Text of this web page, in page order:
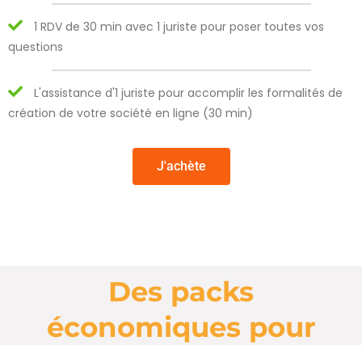
1 RDV de 30 min avec 1 juriste pour poser toutes vos
questions
L'assistance d'1 juriste pour accomplir les formalités de
création de votre société en ligne (30 min)
J'achète
Des packs
économiques pour